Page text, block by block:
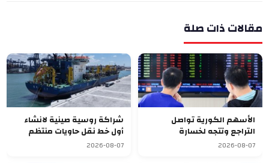
مقالات ذات صلة
الأسهم الكورية تواصل
التراجع وتتجه لخسارة
أسبوعية سابعة
2026-08-07
شراكة روسية صينية لانشاء
أول خط نقل حاويات منتظم
يربط آسيا بأوروبا
2026-08-07